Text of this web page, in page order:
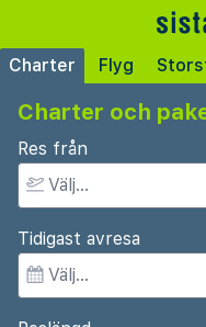
Charter Flyg
Charter och
Res från
Tidigast avresa